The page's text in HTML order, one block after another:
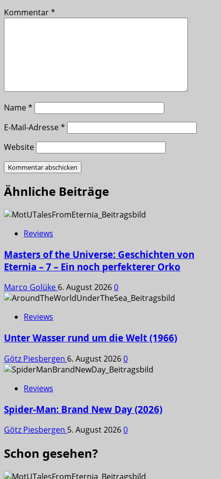
Kommentar*
Name*
E-Mail-Adresse*
Website
Ähnliche Beiträge
Reviews
Masters of the Universe: Geschichten von
Eternia – 7 – Ein noch perfekterer Orko
Marco Golüke 6. August 20260
Reviews
Unter Wasser rund um die Welt (1966)
Götz Piesbergen 6. August 20260
Reviews
Spider-Man: Brand New Day (2026)
Götz Piesbergen 5. August 20260
Schon gesehen?